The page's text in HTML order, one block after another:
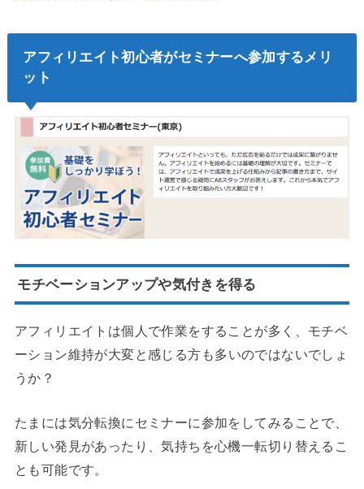
アフィリエイト初心者がセミナーへ参加するメリ
ット
モチベーションアップや気付きを得る
アフィリエイトは個人で作業をすることが多く、 モチベ
ーション維持が大変 と感じる方も多いのではないでしょ
うか？
たまには気分転換にセミナーに参加をしてみることで、
新しい発見があったり、気持ちを心機一転切り替えるこ
とも可能です。